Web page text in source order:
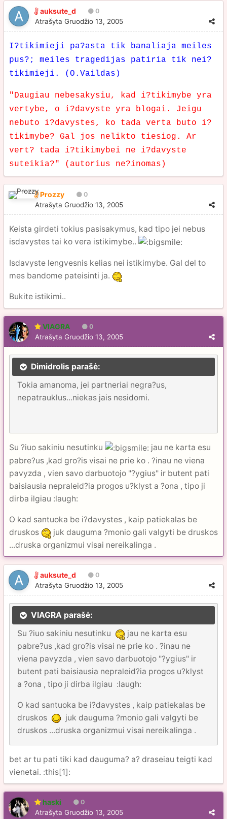
auksute_d 0
Atrašyta Gruodžio 13, 2005
I?tikimieji pa?asta tik banaliaja meiles
pus?; meiles tragedijas patiria tik nei?
tikimieji. (O.Vaildas)
"Daugiau nebesakysiu, kad i?tikimybe yra
vertybe, o i?davyste yra blogai. Jeigu
nebuto i?davystes, ko tada verta buto i?
tikimybe? Gal jos nelikto tiesiog. Ar
vert? tada i?tikimybei ne i?davyste
suteikia?" (autorius ne?inomas)
Prozzy 0
Atrašyta Gruodžio 13, 2005
Keista girdeti tokius pasisakymus, kad tipo jei nebus
isdavystes tai ko vera istikimybe..
Isdavyste lengvesnis kelias nei istikimybe. Gal del to
mes bandome pateisinti ja.
Bukite istikimi..
VIAGRA 0
Atrašyta Gruodžio 13, 2005
Dimidrolis parašė:
Tokia amanoma, jei partneriai negra?us,
nepatrauklus...niekas jais nesidomi.
Su ?iuo sakiniu nesutinku
jau ne karta esu
pabre?us ,kad gro?is visai ne prie ko . ?inau ne viena
pavyzda , vien savo darbuotojo "?ygius" ir butent pati
baisiausia nepraleid?ia progos u?klyst a ?ona , tipo ji
dirba ilgiau :laugh:
O kad santuoka be i?davystes , kaip patiekalas be
druskos
juk dauguma ?monio gali valgyti be druskos
...druska organizmui visai nereikalinga .
auksute_d 0
Atrašyta Gruodžio 13, 2005
VIAGRA parašė:
Su ?iuo sakiniu nesutinku
jau ne karta esu
pabre?us ,kad gro?is visai ne prie ko . ?inau ne
viena pavyzda , vien savo darbuotojo "?ygius" ir
butent pati baisiausia nepraleid?ia progos u?klyst
a ?ona , tipo ji dirba ilgiau :laugh:
O kad santuoka be i?davystes , kaip patiekalas be
druskos
juk dauguma ?monio gali valgyti be
druskos ...druska organizmui visai nereikalinga .
bet ar tu pati tiki kad dauguma? a? draseiau teigti kad
vienetai. :this[1]:
haski 0
Atrašyta Gruodžio 13, 2005